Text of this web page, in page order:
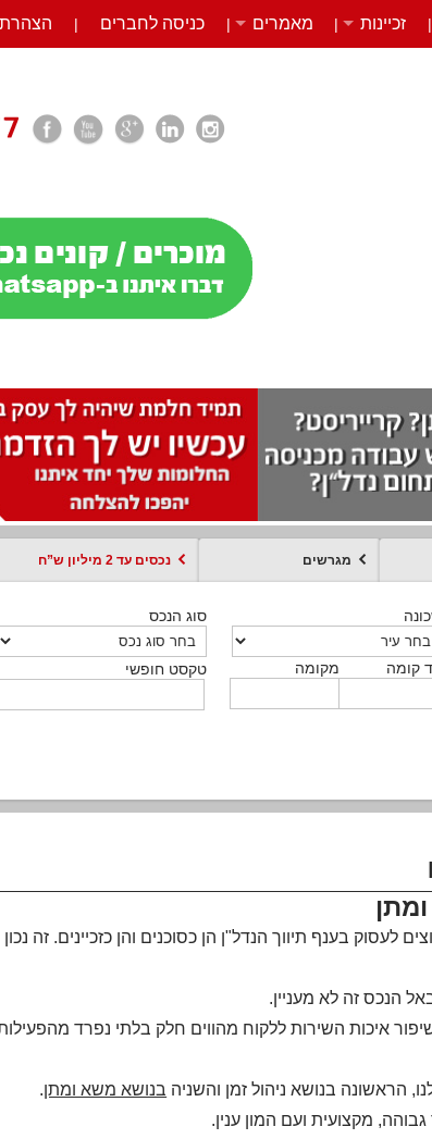
| זכיינות | מאמרים | כניסה לחברים | הצהרת
מגרשים נכסים עד 2 מיליון ש”ח
מקומה קומה
סוג הנכס
טקסט חופשי מקומה קומה
סוג הנכס
טקסט חופשי מקומה קומה
סוג הנכס
טקסט חופשי מקומה קומה
סוג עסקה
טקסט חופשי חופשי
סוג הנכס
עד קומה
טקסט חופשי
לעסוק בענף תיווך הנדל"ן הן כסוכנים והן כזכיינים. זה
הנכס זה לא מעניין.
איכות השירות ללקוח מהווים חלק בלתי נפרד
הראשונה בנושא ניהול זמן והשניה בנושא משא ומתן.
מקצועית ועם המון ענין.